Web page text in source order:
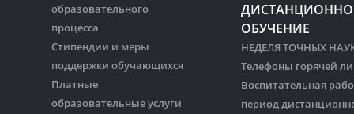
образовательного
процесса
Стипендии и меры
поддержки обучающихся
Платные
образовательные услуги
ОБУЧЕНИЕ
НЕДЕЛЯ ТОЧНЫХ
Телефоны горячей
Воспитательная
период